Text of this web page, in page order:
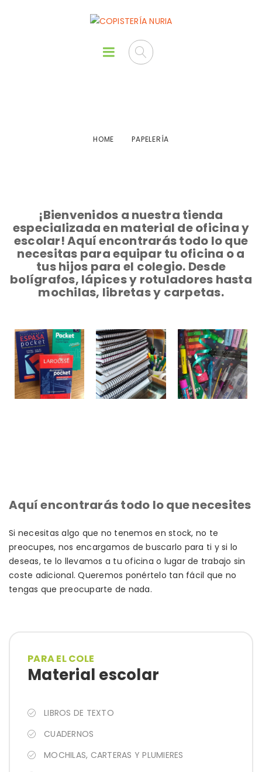
HOME PAPELERÍA
¡Bienvenidos a nuestra tienda
especializada en material de oficina y
escolar! Aquí encontrarás todo lo que
necesitas para equipar tu oficina o a
tus hijos para el colegio. Desde
bolígrafos, lápices y rotuladores hasta
mochilas, libretas y carpetas.
Aquí encontrarás todo lo que necesites
Si necesitas algo que no tenemos en stock, no te
preocupes, nos encargamos de buscarlo para ti y si lo
deseas, te lo llevamos a tu oficina o lugar de trabajo sin
coste adicional. Queremos ponértelo tan fácil que no
tengas que preocuparte de nada.
PARA EL COLE
Material escolar
LIBROS DE TEXTO
CUADERNOS
MOCHILAS, CARTERAS Y PLUMIERES